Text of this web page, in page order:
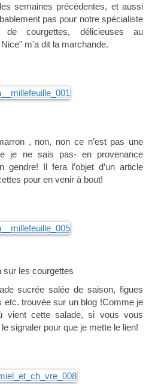
semaines précédentes, et aussi
pas pour notre spécialiste
courgettes, délicieuses au
m’a dit la marchande.
, non, non ce n’est pas une
je ne sais pas- en provenance
gendre! Il fera l’objet d’un article
pour en venir à bout!
sur les courgettes
sucrée salée de saison, figues
etc. trouvée sur un blog !Comme je
vient cette salade, si vous vous
signaler pour que je mette le lien!